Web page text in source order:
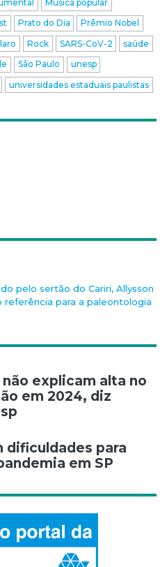
Música popular
Prato do Dia
Prêmio Nobel
Rock SARS-CoV-2
saúde
São Paulo
unesp
universidades estaduais paulistas
pelo sertão do Cariri, Allysson
para a paleontologia
Post
explicam alta no
em 2024, diz
dificuldades para
em SP